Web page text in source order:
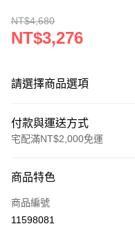
NT$4,680
NT$3,276
請選擇商品選項
付款與運送方式
宅配滿NT$2,000免運
信用卡一次付款
信用卡分期付款
商品特色
商品編號
11598081